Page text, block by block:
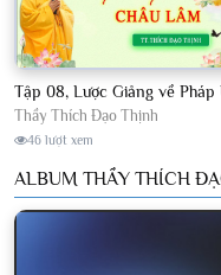
Thầy Thích Đạo Thịnh
46 lượt xem
ALBUM THẦY THÍCH